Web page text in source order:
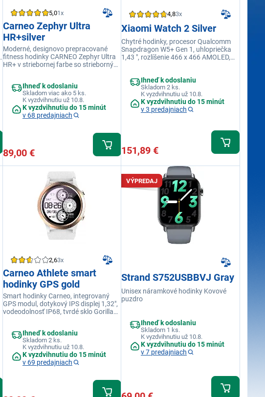
5,01x
Carneo Zephyr Ultra
HR+silver
Moderné, designovo prepracované
fitness hodinky CARNEO Zephyr Ultra
HR+ v striebornej farbe so strieborným,
Ihneď k odoslaniu
Skladom viac ako 5 ks.
K vyzdvihnutiu už 10.8.
K vyzdvihnutiu do 15 minút
v 68 predajniach
89,00 €
4,83x
Xiaomi Watch 2 Silver
Chytré hodinky, procesor Qualcomm
Snapdragon W5+ Gen 1, uhlopriečka
1,43 ", rozlíšenie 466 x 466 AMOLED,
5ATM Ihneď k odoslaniu
Skladom 2 ks.
K vyzdvihnutiu už 10.8.
K vyzdvihnutiu do 15 minút
v 3 predajniach
151,89 €
2,63x
Carneo Athlete smart
hodinky GPS gold
Smart hodinky Carneo, integrovaný
GPS modul, dotykový IPS displej 1,32",
vodeodolnosť IP68, tvrdé sklo Gorilla
On, automatické meranie tepu, monitor
kvality spánku, slovenská aplikácia
Ihneď k odoslaniu
Skladom 2 ks.
K vyzdvihnutiu už 10.8.
K vyzdvihnutiu do 15 minút
v 69 predajniach
VÝPREDAJ
Strand S752USBBVJ Gray
Unisex náramkové hodinky Kovové
puzdro
Ihneď k odoslaniu
Skladom 1 ks.
K vyzdvihnutiu už 10.8.
K vyzdvihnutiu do 15 minút
v 7 predajniach